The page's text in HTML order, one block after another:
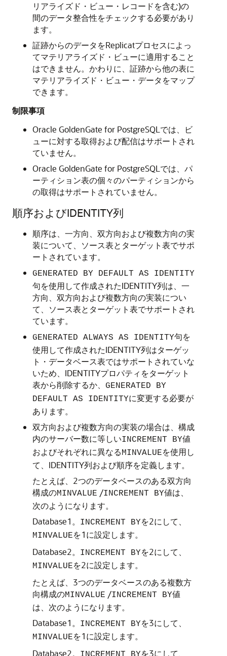
リアライズド・ビュー・レコードを含む)の
間のデータ整合性をチェックする必要があり
ます。
証跡からのデータをReplicatプロセスによっ
てマテリアライズド・ビューに適用すること
はできません。かわりに、証跡から他の表に
マテリアライズド・ビュー・データをマップ
できます。
制限事項
Oracle GoldenGate for PostgreSQLでは、ビ
ューに対する取得および配信はサポートされ
ていません。
Oracle GoldenGate for PostgreSQLでは、パ
ーティション表の個々のパーティションから
の取得はサポートされていません。
順序およびIDENTITY列
順序は、一方向、双方向および複数方向の実
装について、ソース表とターゲット表でサポ
ートされています。
GENERATED BY DEFAULT AS IDENTITY
句を使用して作成されたIDENTITY列は、一
方向、双方向および複数方向の実装につい
て、ソース表とターゲット表でサポートされ
ています。
GENERATED ALWAYS AS IDENTITY句を
使用して作成されたIDENTITY列はターゲッ
ト・データベース表ではサポートされていな
いため、IDENTITYプロパティをターゲット
表から削除するか、
GENERATED BY
DEFAULT AS IDENTITYに変更する必要が
あります。
双方向および複数方向の実装の場合は、構成
内のサーバー数に等しいINCREMENT BY値
およびそれぞれに異なるMINVALUEを使用し
て、IDENTITY列および順序を定義します。
たとえば、2つのデータベースのある双方向
構成のMINVALUE /INCREMENT BY値は、
次のようになります。
Database1。
INCREMENT BYを2にして、
MINVALUEを1に設定します。
Database2。
INCREMENT BYを2にして、
MINVALUEを2に設定します。
たとえば、3つのデータベースのある複数方
向構成のMINVALUE /INCREMENT BY値
は、次のようになります。
Database1。
INCREMENT BYを3にして、
MINVALUEを1に設定します。
Database2。
を3にして、